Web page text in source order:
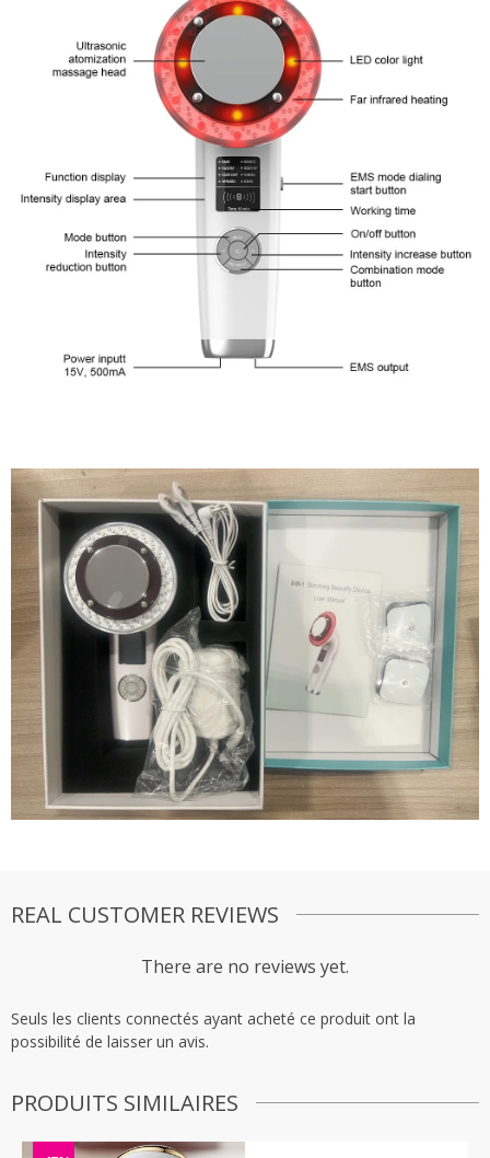
REAL CUSTOMER REVIEWS
There are no reviews yet.
Seuls les clients connectés ayant acheté ce produit ont la
possibilité de laisser un avis.
PRODUITS SIMILAIRES